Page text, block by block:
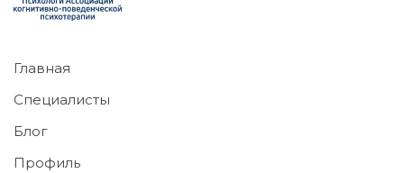
Главная
Специалисты
Блог
Профиль